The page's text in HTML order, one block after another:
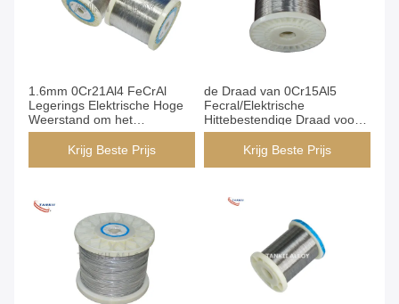
1.6mm 0Cr21Al4 FeCrAl
Legerings Elektrische Hoge
Weerstand om het
Verwarmen van Draad
Krijg Beste Prijs
de Draad van 0Cr15Al5
Fecral/Elektrische
Hittebestendige Draad voor
Oven
Krijg Beste Prijs